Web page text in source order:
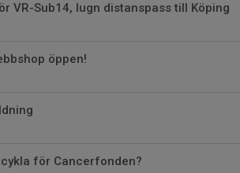
VR-Sub14, lugn distanspass till Köping
öppen!
för Cancerfonden?